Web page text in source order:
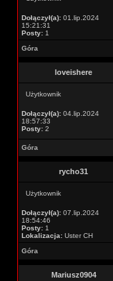
Dołączył(a): 01.lip.2024
15:21:31
Posty: 1
Góra
loveishere
Użytkownik
Dołączył(a): 04.lip.2024
18:57:33
Posty: 2
Góra
rycho31
Użytkownik
Dołączył(a): 07.lip.2024
18:54:46
Posty: 1
Lokalizacja: Uster CH
Góra
Mariusz0904